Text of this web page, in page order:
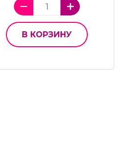
В КОРЗИНУ